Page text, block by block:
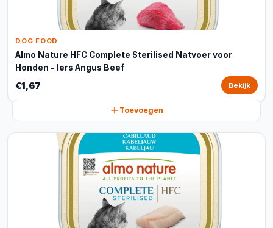
DOG FOOD
Almo Nature HFC Complete Sterilised Natvoer voor
Honden - Iers Angus Beef
€1,67 Bekijk
Toevoegen